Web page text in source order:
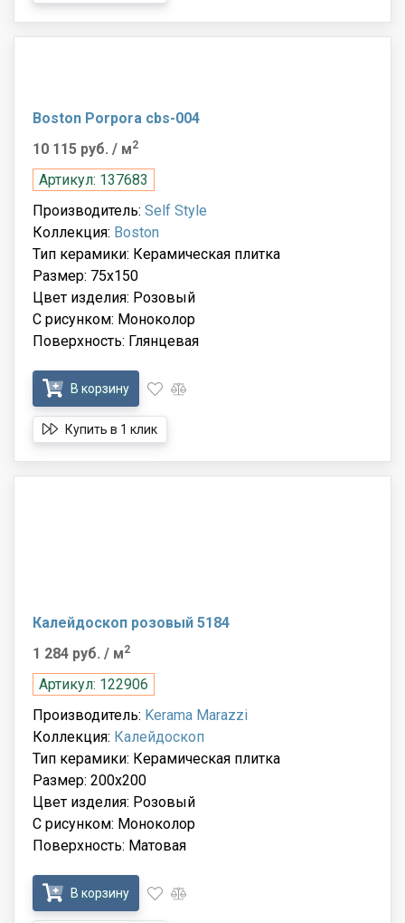
Boston Porpora cbs-004
10 115 руб. / м2
Артикул: 137683
Производитель: Self Style
Коллекция: Boston
Тип керамики: Керамическая плитка
Размер: 75x150
Цвет изделия: Розовый
С рисунком: Моноколор
Поверхность: Глянцевая
В корзину
Купить в 1 клик
Калейдоскоп розовый 5184
1 284 руб. / м2
Артикул: 122906
Производитель: Kerama Marazzi
Коллекция: Калейдоскоп
Тип керамики: Керамическая плитка
Размер: 200x200
Цвет изделия: Розовый
С рисунком: Моноколор
Поверхность: Матовая
В корзину